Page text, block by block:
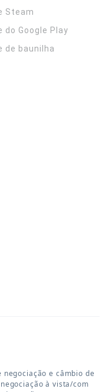
Steam
Google Play
de baunilha
e câmbio de
à vista/com